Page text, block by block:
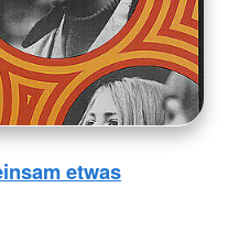
etwas